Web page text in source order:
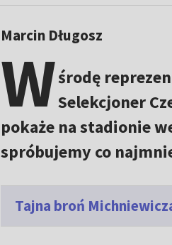
Marcin Długosz
Wśrodę
Selekcjoner
pokaże na stadionie
spróbujemy co
Tajna broń